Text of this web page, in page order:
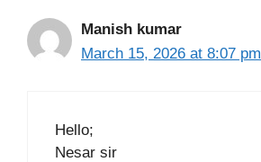
Manish kumar
March 15, 2026 at 8:07 pm
Hello;
Nesar sir